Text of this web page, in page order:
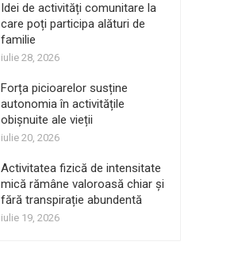
Idei de activități comunitare la
care poți participa alături de
familie
iulie 28, 2026
Forța picioarelor susține
autonomia în activitățile
obișnuite ale vieții
iulie 20, 2026
Activitatea fizică de intensitate
mică rămâne valoroasă chiar și
fără transpirație abundentă
iulie 19, 2026